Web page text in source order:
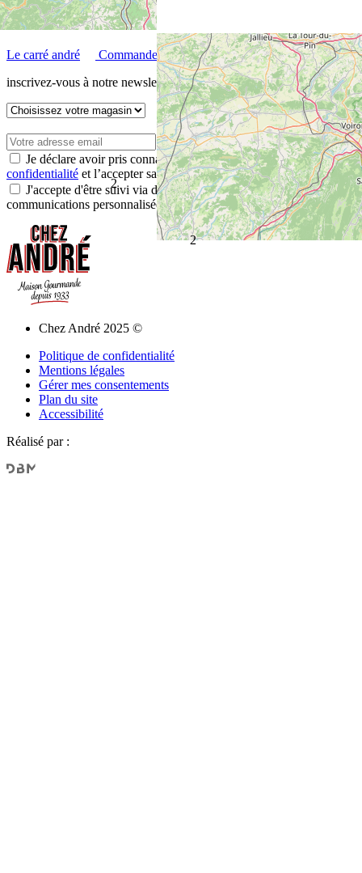
2
2
Contactez-nous
Nos magasins
Le carré andré
Commandez
inscrivez-vous à notre newsletter 💌
Envoyé
Je déclare avoir pris connaissance de laPolitique de
confidentialité et l’accepter sans réserve*
J'accepte d'être suivi via des pixels de suivi par e-mail pour des
communications personnalisées*
Chez André 2025 ©
Politique de confidentialité
Mentions légales
Gérer mes consentements
Plan du site
Accessibilité
Réalisé par :